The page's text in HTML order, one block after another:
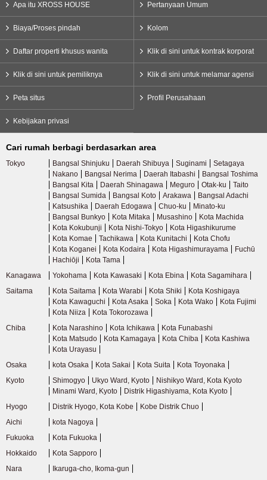
Apa itu XROSS HOUSE Pertanyaan Umum
Biaya/Proses pindah Kolom
Daftar properti khusus wanita Klik di sini untuk kontrak korporat
Klik di sini untuk pemiliknya Klik di sini untuk melamar agensi
Peta situs Profil Perusahaan
Kebijakan privasi
Cari rumah berbagi berdasarkan area
Tokyo Bangsal Shinjuku Daerah Shibuya Suginami
Setagaya
Nakano
Bangsal Nerima Daerah Itabashi
Bangsal Toshima
Bangsal Kita
Daerah Shinagawa Meguro Otak-ku
Taito
Bangsal Sumida
Bangsal Koto Arakawa
Bangsal Adachi
Katsushika
Daerah Edogawa Chuo-ku
Minato-ku
Bangsal Bunkyo
Kota Mitaka Musashino
Kota Machida
Kota Kokubunji
Kota Nishi-Tokyo
Kota Higashikurume
Kota Komae
Tachikawa Kota Kunitachi
Kota Chofu
Kota Koganei
Kota Kodaira Kota Higashimurayama
Fuchū
Hachiōji
Kota Tama
Kanagawa
Yokohama Kota Kawasaki Kota Ebina
Kota Sagamihara
Saitama
Kota Saitama Kota Warabi Kota Shiki
Kota Koshigaya
Kota Kawaguchi
Kota Asaka Soka Kota Wako
Kota Fujimi
Kota Niiza
Kota Tokorozawa
Chiba
Kota Narashino Kota Ichikawa
Kota Funabashi
Kota Matsudo
Kota Kamagaya Kota Chiba
Kota Kashiwa
Kota Urayasu
Osaka
kota Osaka Kota Sakai Kota Suita
Kota Toyonaka
Kyoto
Shimogyo Ukyo Ward, Kyoto
Nishikyo Ward, Kota Kyoto
Minami Ward, Kyoto
Distrik Higashiyama, Kota Kyoto
Hyogo
Distrik Hyogo, Kota Kobe
Kobe Distrik Chuo
Aichi
kota Nagoya
Fukuoka
Kota Fukuoka
Hokkaido
Kota Sapporo
Nara
Ikaruga-cho, Ikoma-gun